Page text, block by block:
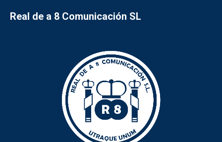
Real de a 8 Comunicación SL